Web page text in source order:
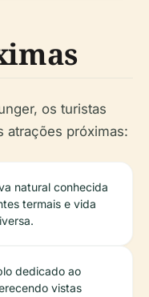
os turistas
atrações próximas:
natural conhecida
termais e vida
dedicado ao
vistas